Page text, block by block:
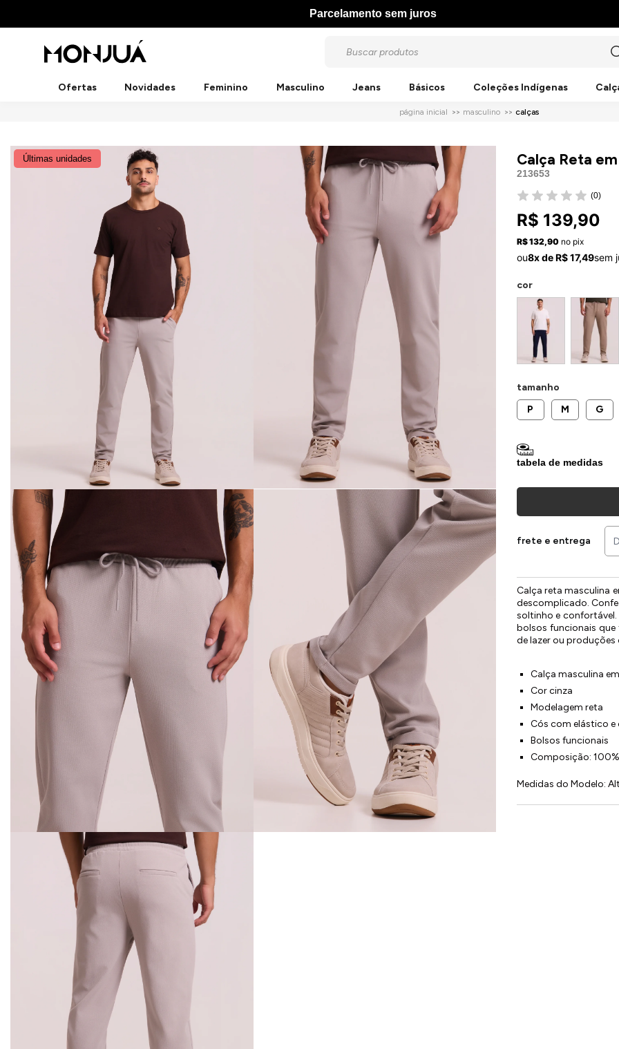
Parcelamento sem juros
Ofertas Novidades Feminino Masculino Jeans Básicos Coleções Indígenas
página inicial masculino calças
Últimas unidades Calça Reta
213653
(0)
R$ 139,90
R$ 132,90 no pix
ou8x de R$ 17,49sem
cor
tamanho
P
M G
tabela de medidas
frete e entrega
Calça reta masculina
descomplicado.
soltinho e
bolsos funcionais
de lazer ou produções
Calça masculina
Cor cinza
Modelagem reta
Cós com elástico
Bolsos funcionais
Composição:
Medidas do Modelo: